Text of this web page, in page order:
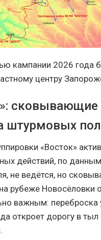
кампании 2026 года
центру
сковывающие
штурмовых
«Восток»
действий, по данным
не ведётся, но
рубеже Новосёловки
важным: переброска
откроет дорогу в тыл